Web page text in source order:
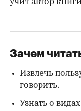
учит автор
Зачем
Извлечь
говорить.
Узнать о